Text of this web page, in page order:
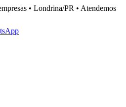
• Londrina/PR • Atendemos